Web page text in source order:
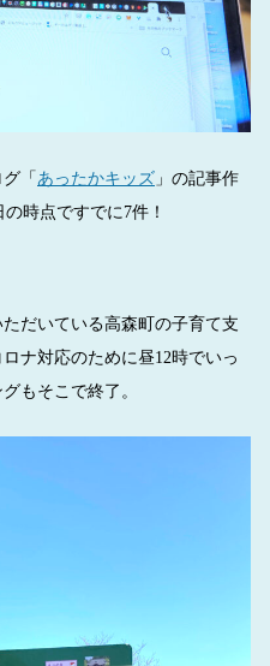
「あったかキッズ 」の記事作
時点ですでに7件！
だいている高森町の子育て支
ナ対応のために昼12時でいっ
もそこで終了。